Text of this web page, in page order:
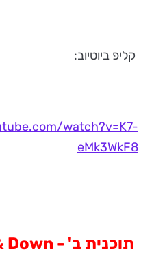
קליפ ביוטיוב:
watch?v=K7-
eMk3WkF8
תוכנית ב' - Down